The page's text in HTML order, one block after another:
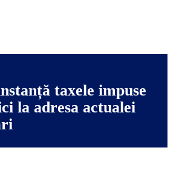
taxele impuse
la adresa actualei